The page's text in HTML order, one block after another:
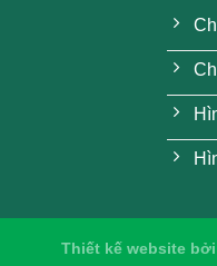
Thiết kế website bởi